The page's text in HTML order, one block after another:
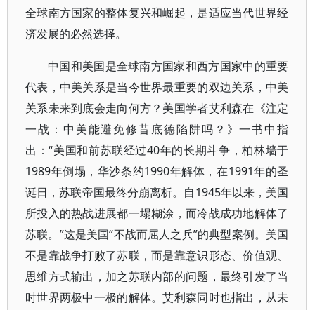
全球南方国家的整体复兴和崛起，是适应当代世界经
济发展的必然选择。
中国和美国是全球南方国家和西方国家中的重要
代表，中美关系是当今世界最重要的双边关系，中美
关系未来到底会走向何方？美国学者艾利森在《注定
一战：中美能避免修昔底德陷阱吗？》一书中指
出：“美国和前苏联经过40年的长期斗争，柏林墙于
1989年倒塌，华沙条约1990年解体，在1991年的圣
诞日，苏联帝国最终分崩离析。自1945年以来，美国
所投入的热战进展都一塌糊涂，而冷战成功地解体了
苏联。”这是美国“不战而屈人之兵”的典型案例。美国
不是靠战争打败了苏联，而是靠意识形态、价值观、
思维方式输出，加之苏联内部的问题，最终引发了当
时世界两极中一极的解体。艾利森同时也指出，从未